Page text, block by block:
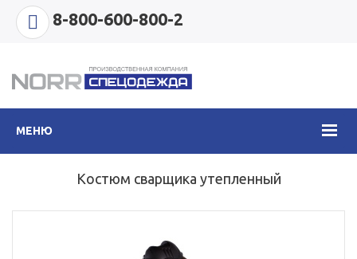
8-800-600-800-2
МЕНЮ
Костюм сварщика утепленный